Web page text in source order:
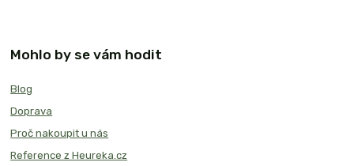
Mohlo by se vám hodit
Blog
Doprava
Proč nakoupit u nás
Reference z Heureka.cz